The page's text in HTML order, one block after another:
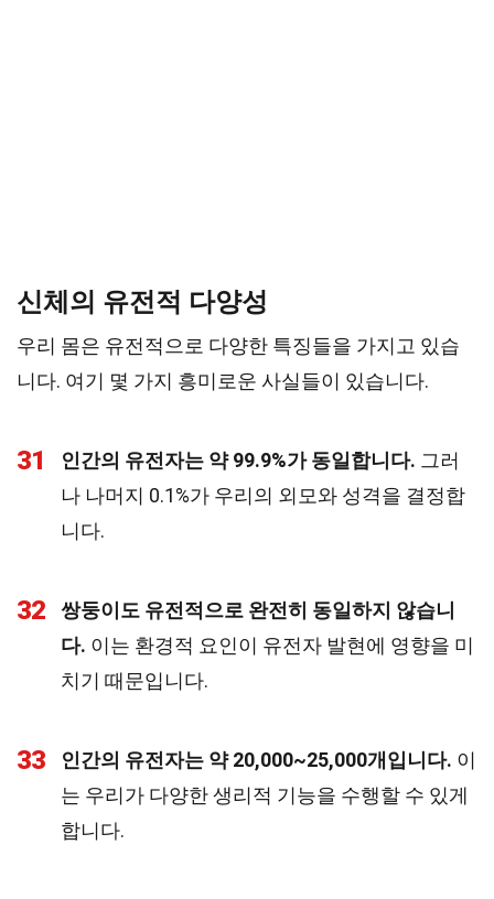
신체의 유전적 다양성
우리 몸은 유전적으로 다양한 특징들을 가지고 있습
니다. 여기 몇 가지 흥미로운 사실들이 있습니다.
31 인간의 유전자는 약 99.9%가 동일합니다. 그러
나 나머지 0.1%가 우리의 외모와 성격을 결정합
니다.
32
쌍둥이도 유전적으로 완전히 동일하지 않습니
다. 이는 환경적 요인이 유전자 발현에 영향을 미
치기 때문입니다.
33 인간의 유전자는 약 20,000~25,000개입니다. 이
는 우리가 다양한 생리적 기능을 수행할 수 있게
합니다.